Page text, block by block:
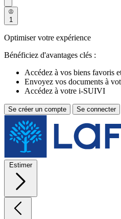
1
Optimiser votre expérience
Bénéficiez d'avantages clés :
Accédez à vos biens favoris
Envoyez vos documents à
Accédez à votre i-SUIVI
Se créer un compte Se connecter
Estimer